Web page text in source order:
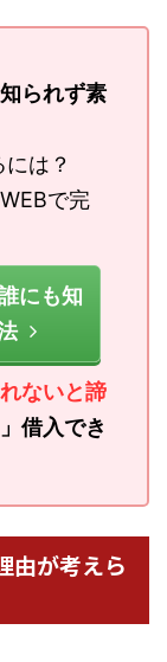
られず素
は？
で完
にも知
ないと諦
」借入でき
由が考えら